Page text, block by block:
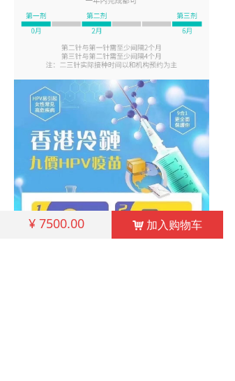
¥ 7500.00 낙 加入购物车